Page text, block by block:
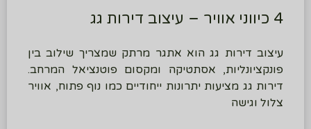
4 כיווני אוויר – עיצוב דירות גג
עיצוב דירות גג הוא אתגר מרתק שמצריך שילוב בין
פונקציונליות, אסתטיקה ומקסום פוטנציאל המרחב.
דירות גג מציעות יתרונות ייחודיים כמו נוף פתוח, אוויר
צלול וגישה